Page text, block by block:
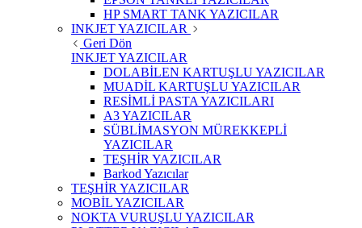
HP SMART TANK YAZICILAR
INKJET YAZICILAR
Geri Dön
INKJET YAZICILAR
DOLABİLEN KARTUŞLU YAZICILAR
MUADİL KARTUŞLU YAZICILAR
RESİMLİ PASTA YAZICILARI
A3 YAZICILAR
SÜBLİMASYON MÜREKKEPLİ
YAZICILAR
TEŞHİR YAZICILAR
Barkod Yazıcılar
TEŞHİR YAZICILAR
MOBİL YAZICILAR
NOKTA VURUŞLU YAZICILAR